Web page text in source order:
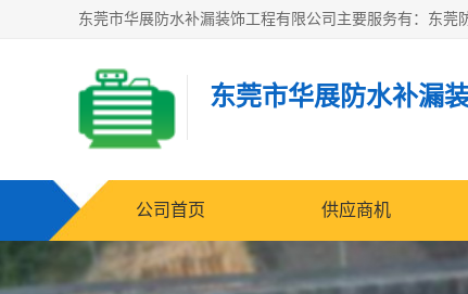
东莞市华展防水补漏
公司首页 供应商机